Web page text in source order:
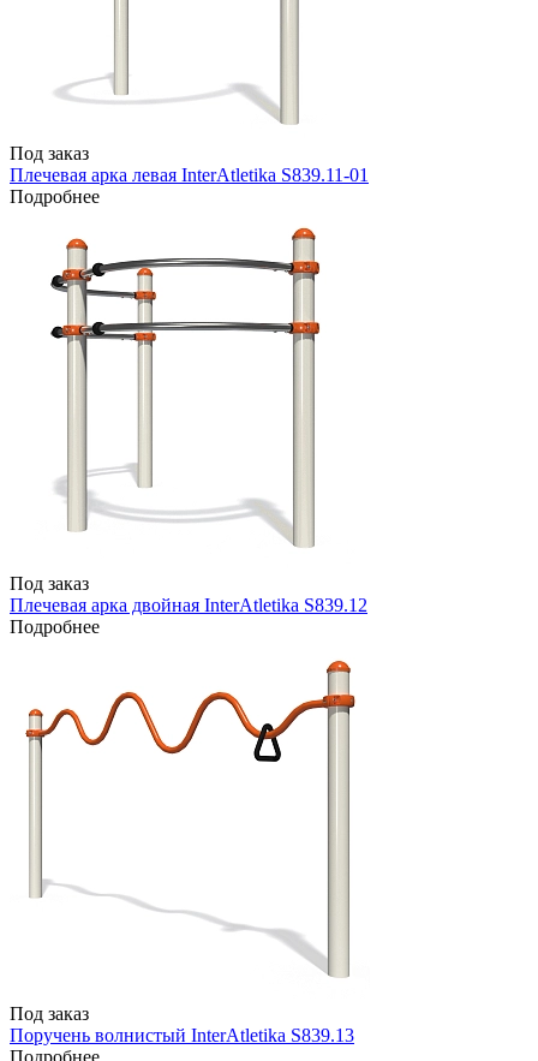
Под заказ
Плечевая арка левая InterAtletika S839.11-01
Подробнее
Под заказ
Плечевая арка двойная InterAtletika S839.12
Подробнее
Под заказ
Поручень волнистый InterAtletika S839.13
Подробнее